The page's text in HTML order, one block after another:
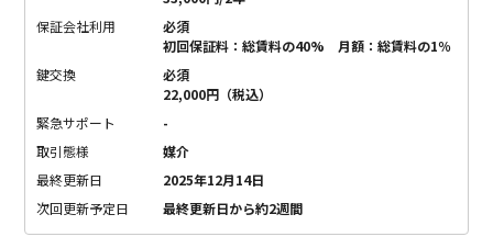
保証会社利用
必須
初回保証料：総賃料の40% 月額：総賃料の1％
鍵交換
必須
22,000円（税込）
緊急サポート
-
取引態様
媒介
最終更新日
2025年12月14日
次回更新予定日
最終更新日から約2週間